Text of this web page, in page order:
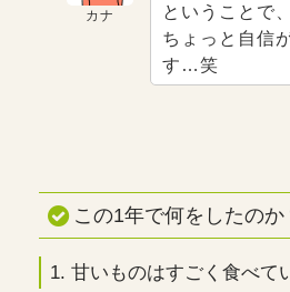
カナ
ということで、
ちょっと自信
す…笑
この1年で何をしたのか
1. 甘いものはすごく食べ